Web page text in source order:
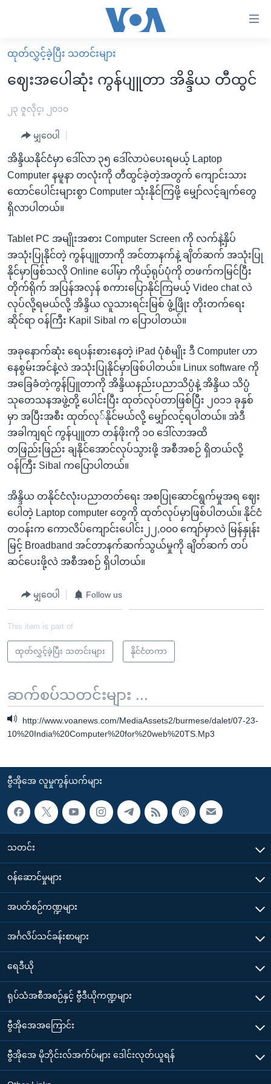
လွယ်ကူ
စေ
Link
များ
ပင်မ
အကြောင်းအရာ
သို့
ကျော်
ရန်
ပင်မ
အ
ညွန်း
စာမျက်နှာ
သို့
ကြည့်
ရန်
ရှာဖွေ
ရန်
နေရာ
သို့
ကျော်
ရန်
မူလစာမျက်နှာ
မြန်မာ
ကမ္ဘာ့သတင်းများ
နိုင်ငံတကာ
အမေရိကန်
တရုတ်
အစ္စရေး-ပါလက်စတိုင်း
သတင်းလွတ်လပ်ခွင့်
ရပ်ဝန်းတခု လမ်းတခု အလွန်
အင်္ဂလိပ်စာလေ့လာမယ်
မကြေးမုံရဲ့ အင်္ဂလိပ်စာ
ရုပ်ရှင်ထဲက အင်္ဂလိပ်စာ
သုတပဒေသာ အင်္ဂလိပ်စာ
အပတ်စဉ်ကဏ္ဍများ
ရေဒီယို
တီဗွီ
ရေဒီယိုနှင့်ရုပ်သံ အချက်အလက်များ
ရေဒီယို/တီဗွီအစီအစဉ်
Learning English
ဗွီအိုအေ လူမှုကွန်ယက်များ
ဘာသာစကားများ
ထုတ်လွှင့်ခဲ့ပြီး သတင်းများ
ဈေးအပေါဆုံး ကွန်ပျူတာ အိန္ဒိယ တီထွင်
၂၃ ဇူလိုင္၊ ၂၀၁၀
မျှဝေပါ
အိန္ဒိယနိုင်ငံမှာ ဒေါ်လာ ၃၅ ဒေါ်လာပဲပေးရမယ့် Laptop
Computer နမူနာ တလုံးကို တီထွင်ခဲ့တဲ့အတွက် ကျောင်းသား
ထောင်ပေါင်းများစွာ Computer သုံးနိုင်ကြဖို့ မျှော်လင့်ချက်တွေ
ရှိလာပါတယ်။
Tablet PC အမျိုးအစား Computer Screen ကို လက်နဲ့နှိပ်
အသုံးပြုနိုင်တဲ့ ကွန်ပျူတာကို အင်တာနက်နဲ့ ချိတ်ဆက် အသုံးပြု
နိုင်မှာဖြစ်သလို Online ပေါ်မှာ ကိုယ့်ရုပ်ပုံကို တဖက်ကမြင်ပြီး
တိုက်ရိုက် အပြန်အလှန် စကားပြောနိုင်ကြမယ့် Video chat လဲ
လုပ်လို့ရမယ်လို့ အိန္ဒိယ လူသားရင်းမြစ် ဖွံ့ဖြိုး တိုးတက်ရေး
ဆိုင်ရာ ဝန်ကြီး Kapil Sibal က ပြောပါတယ်။
အခုနောက်ဆုံး ရေပန်းစားနေတဲ့ iPad ပုံစံမျိုး ဒီ Computer ဟာ
နေစွမ်းအင်နဲ့လဲ အသုံးပြုနိုင်မှာဖြစ်ပါတယ်။ Linux software ကို
အခြေခံတဲ့ကွန်ပြူတာကို အိန္ဒိယနည်းပညာသိပ္ပံနဲ့ အိန္ဒိယ သိပ္ပံ
သုတေသနအဖွဲ့တို့ ပေါင်းပြီး ထုတ်လုပ်တာဖြစ်ပြီး ၂၀၁၁ ခုနှစ်
မှာ အပြီးအစီး ထုတ်လု်နိုင်မယ်လို့ မျှော်လင့်ရပါတယ်။ အဲဒီ
အခါကျရင် ကွန်ပျူတာ တန်ဖိုးကို ၁၀ ဒေါ်လာအထိ
တဖြည်းဖြည်း ချနိုင်အောင်လုပ်သွားဖို့ အစီအစဉ် ရှိတယ်လို့
ဝန်ကြီး Sibal ကပြောပါတယ်။
အိန္ဒိယ တနိုင်ငံလုံးပညာတတ်ရေး အစပြုဆောင်ရွက်မှုအရ ဈေး
ပေါတဲ့ Laptop computer တွေကို ထုတ်လုပ်မှာဖြစ်ပါတယ်။ နိုင်ငံ
တဝန်းက ကောလိပ်ကျောင်းပေါင်း၂၂,၀၀၀ ကျော်မှာလဲ မြန်နှုန်း
မြင့် Broadband အင်တာနက်ဆက်သွယ်မှုကို ချိတ်ဆက် တပ်
ဆင်ပေးဖို့လဲ အစီအစဉ် ရှိပါတယ်။
မျှဝေပါ Follow us
This item is part of
ထုတ်လွှင့်ခဲ့ပြီး သတင်းများ နိုင်ငံတကာ
ဆက်စပ်သတင်းများ ...
http://www.voanews.com/MediaAssets2/burmese/dalet/07-23-
10%20India%20Computer%20for%20web%20TS.Mp3
ဗွီအိုအေ လူမှုကွန်ယက်များ
သတင်း
၀န်ဆောင်မှုများ
အပတ်စဉ်ကဏ္ဍများ
အင်္ဂလိပ်သင်ခန်းစာများ
ရေဒီယို
ရုပ်သံအစီအစဉ်နှင့် ဗွီဒီယိုကဏ္ဍများ
ဗွီအိုအေအကြောင်း
ဗွီအိုအေ မိုဘိုင်းလ်အက်ပ်များ ဒေါင်းလုတ်ယူရန်